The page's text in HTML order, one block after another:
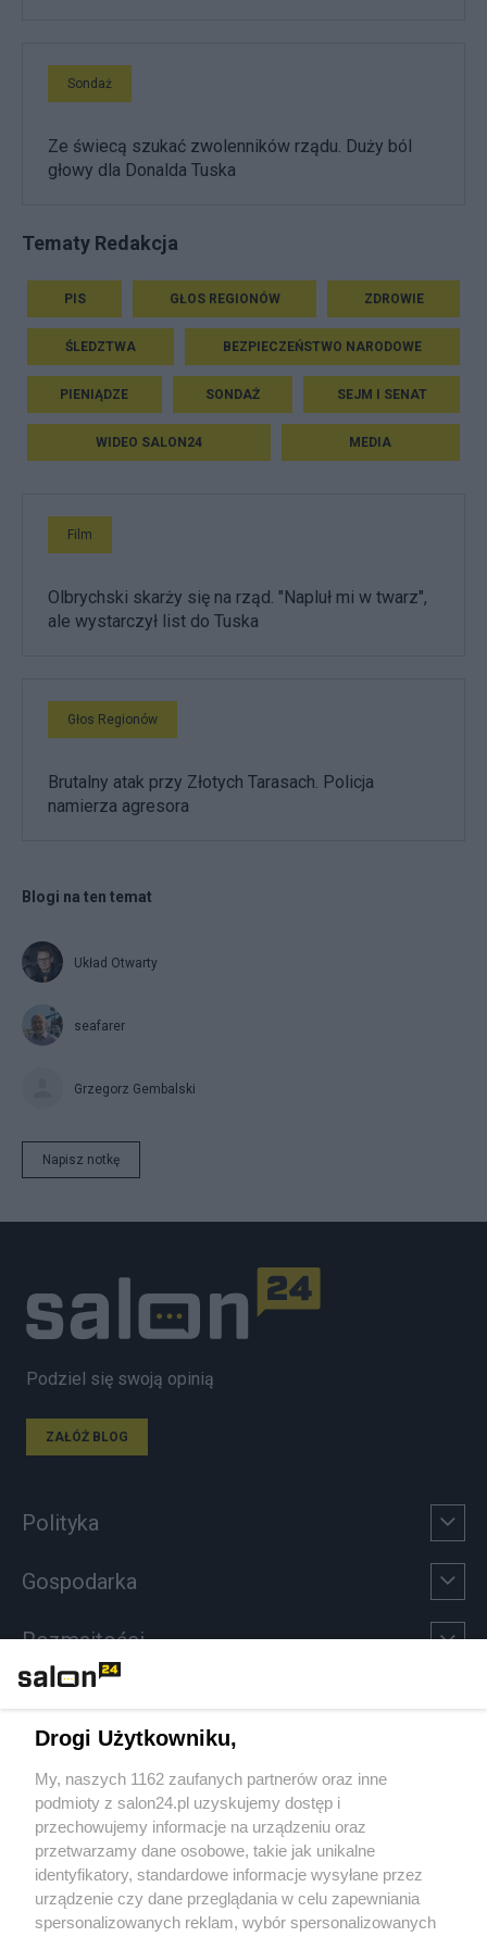
Sondaż
Ze świecą szukać zwolenników rządu. Duży ból
głowy dla Donalda Tuska
Tematy Redakcja
PIS GŁOS REGIONÓW ZDROWIE
ŚLEDZTWA BEZPIECZEŃSTWO NARODOWE
PIENIĄDZE SONDAŻ SEJM I SENAT
WIDEO SALON24 MEDIA
Film
Olbrychski skarży się na rząd. "Napluł mi w twarz",
ale wystarczył list do Tuska
Głos Regionów
Brutalny atak przy Złotych Tarasach. Policja
namierza agresora
Blogi na ten temat
Układ Otwarty
seafarer
Grzegorz Gembalski
Napisz notkę
Podziel się swoją opinią
ZAŁÓŻ BLOG
Polityka
Gospodarka
Rozmaitości
Sport
Społeczeństwo
Kultura
Drogi Użytkowniku,
My, naszych 1162 zaufanych partnerów oraz inne
podmioty z salon24.pl uzyskujemy dostęp i
przechowujemy informacje na urządzeniu oraz
przetwarzamy dane osobowe, takie jak unikalne
identyfikatory, standardowe informacje wysyłane przez
urządzenie czy dane przeglądania w celu zapewniania
spersonalizowanych reklam, wybór spersonalizowanych